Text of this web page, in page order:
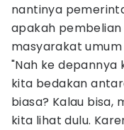
nantinya
apakah pembelian
masyarakat
"Nah ke
kita bedakan
biasa? Kalau bisa,
kita lihat dulu.